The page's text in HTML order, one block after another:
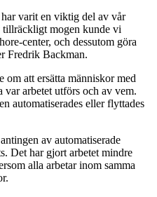
varit en viktig del av vår
mogen kunde vi
center, och dessutom göra
Fredrik Backman.
att ersätta människor med
arbetet utförs och av vem.
automatiserades eller flyttades
av automatiserade
Det har gjort arbetet mindre
alla arbetar inom samma